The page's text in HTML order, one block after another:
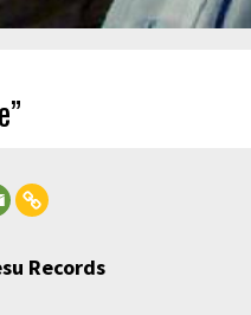
Records